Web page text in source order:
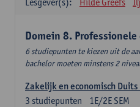
Domein 8.
6 studiepunten te kiezen uit de
bachelor moeten minstens 2
Zakelijk en economisch Duits
1E/2E SEM
3 studiepunten